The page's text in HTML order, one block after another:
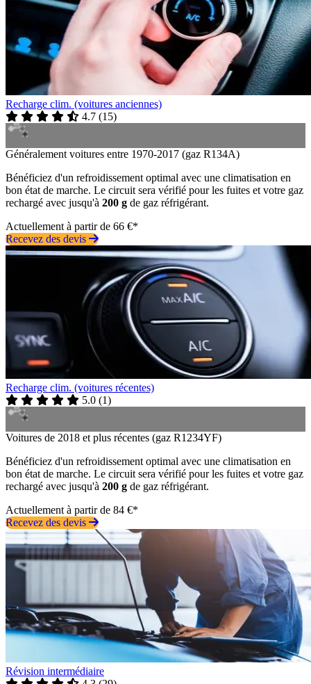
Recharge clim. (voitures anciennes)
4.7 (15)
Généralement voitures entre 1970-2017 (gaz R134A)
Bénéficiez d'un refroidissement optimal avec une climatisation en
bon état de marche. Le circuit sera vérifié pour les fuites et votre gaz
rechargé avec jusqu'à 200 g de gaz réfrigérant.
Actuellement à partir de 66 €*
Recevez des devis
Recharge clim. (voitures récentes)
5.0 (1)
Voitures de 2018 et plus récentes (gaz R1234YF)
Bénéficiez d'un refroidissement optimal avec une climatisation en
bon état de marche. Le circuit sera vérifié pour les fuites et votre gaz
rechargé avec jusqu'à 200 g de gaz réfrigérant.
Actuellement à partir de 84 €*
Recevez des devis
Révision intermédiaire